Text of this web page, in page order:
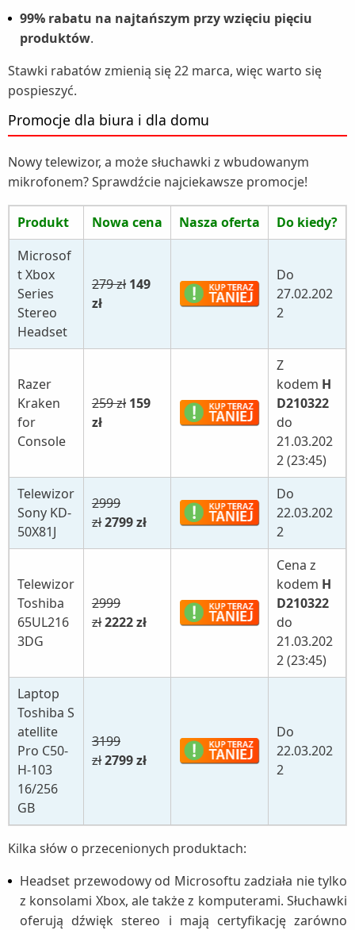
99% rabatu na najtańszym przy wzięciu pięciu
produktów.
Stawki rabatów zmienią się 22 marca, więc warto się
pospieszyć.
Promocje dla biura i dla domu
Nowy telewizor, a może słuchawki z wbudowanym
mikrofonem? Sprawdźcie najciekawsze promocje!
Produkt Nowa cena Nasza oferta
Do kiedy?
Microsof
t Xbox
Series
Stereo
Headset
279 zł 149
zł
Do
27.02.202
2
Razer
Kraken
for
Console
259 zł 159
zł
Z
kodem H
D210322
do
21.03.202
2 (23:45)
Telewizor
Sony KD-
50X81J
2999
zł2799 zł
Do
22.03.202
2
Telewizor
Toshiba
65UL216
3DG
2999
zł2222 zł
Cena z
kodem H
D210322
do
21.03.202
2 (23:45)
Laptop
Toshiba S
atellite
Pro C50-
H-103
16/256
GB
3199
zł2799 zł
Do
22.03.202
2
Kilka słów o przecenionych produktach:
Headset przewodowy od Microsoftu zadziała nie tylko
z konsolami Xbox, ale także z komputerami. Słuchawki
oferują dźwięk stereo i mają certyfikację zarówno